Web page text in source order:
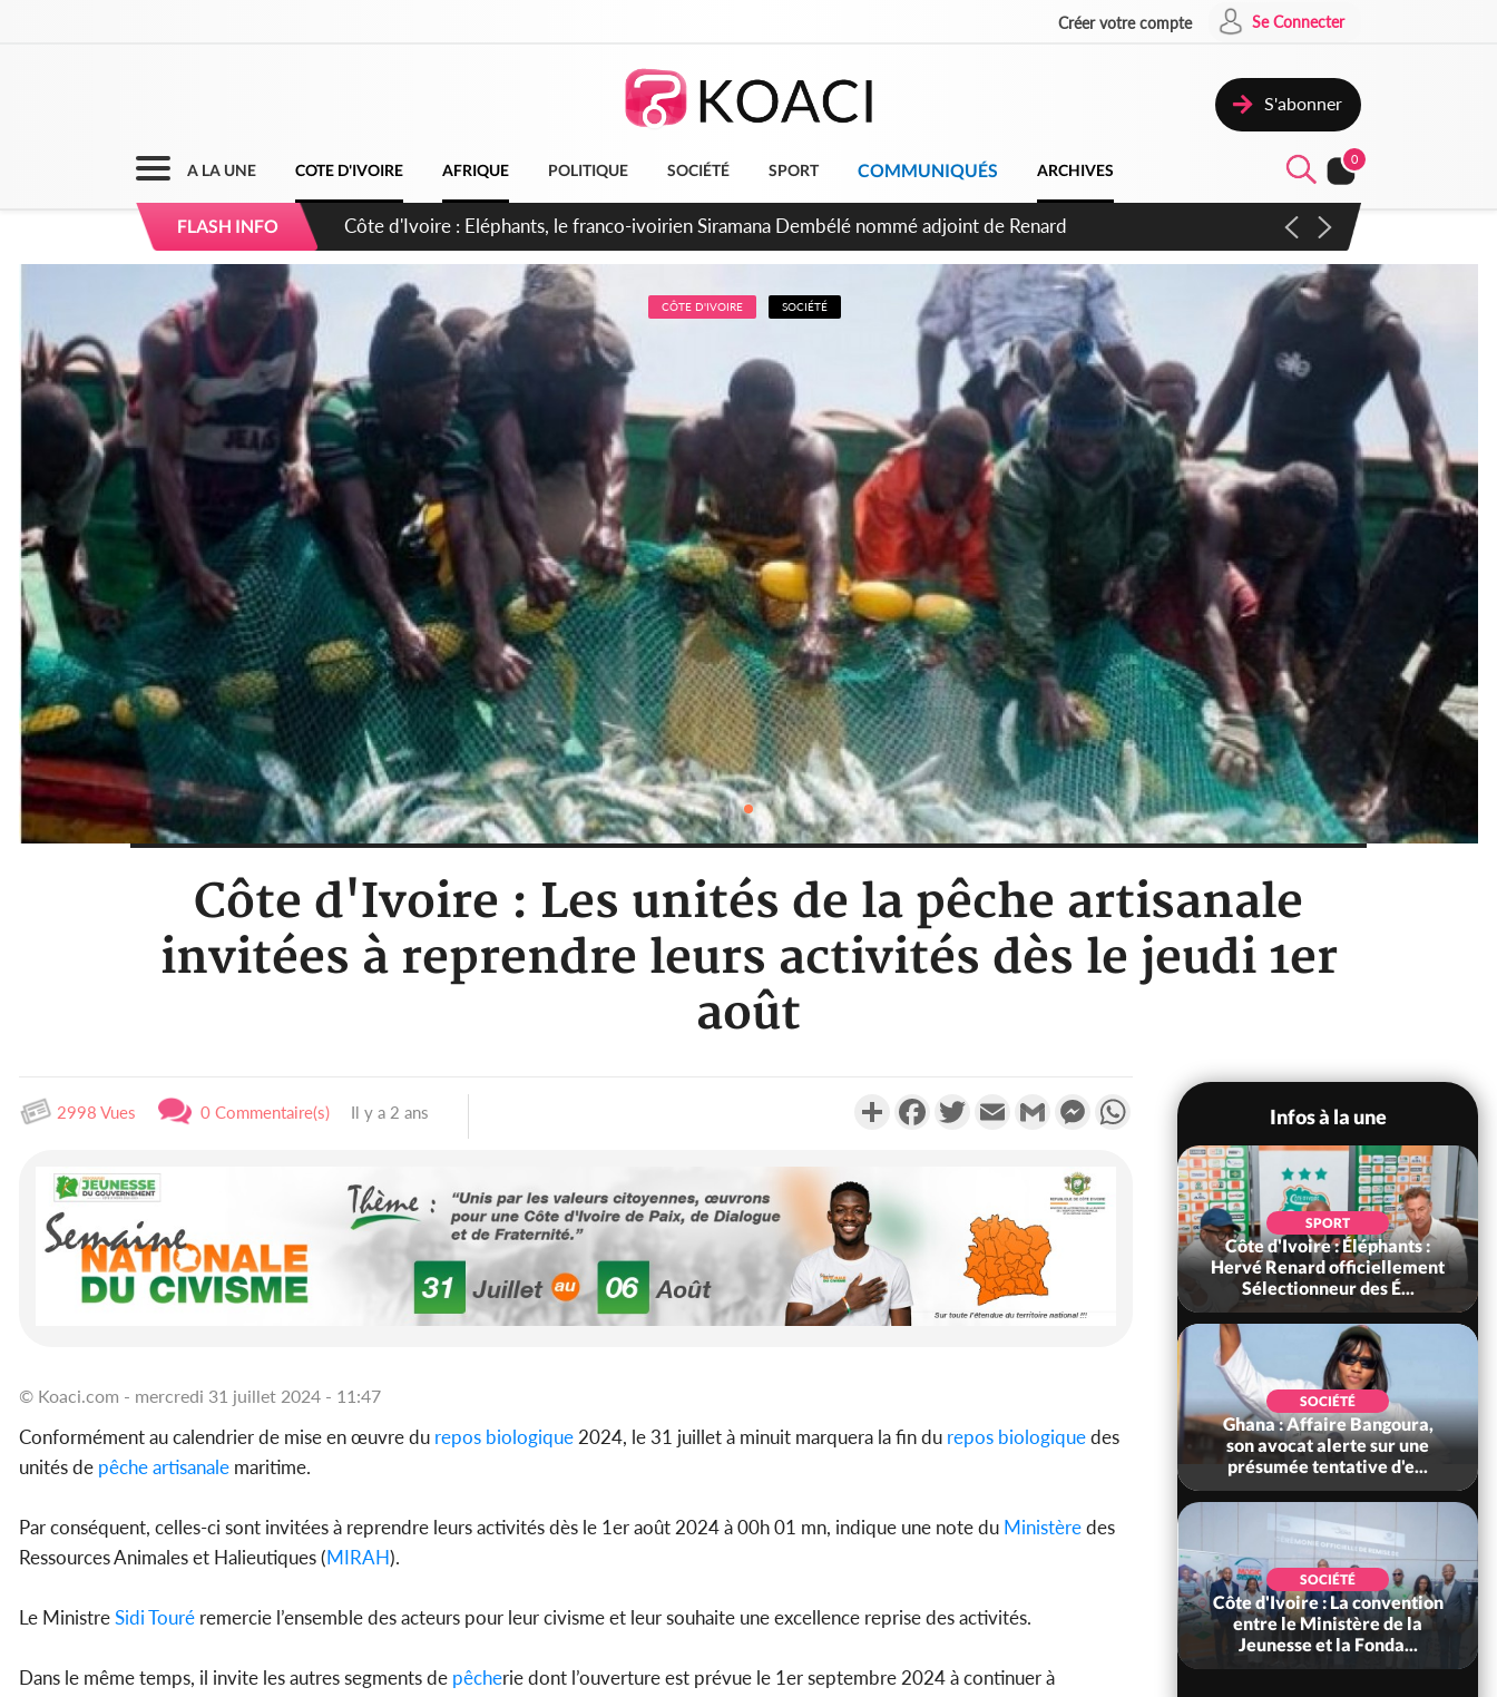
Créer votre compte Se Connecter
S'abonner
A LA UNE COTE D'IVOIRE AFRIQUE POLITIQUE SOCIÉTÉ SPORT COMMUNIQUÉS ARCHIVES
0
FLASH INFO Cameroun : 5 combattants séparatistes neutralisés, le Mindef dément les rumeurs d'exactions des civils
CÔTE D'IVOIRE SOCIÉTÉ
Côte d'Ivoire : Les unités de la pêche artisanale
invitées à reprendre leurs activités dès le jeudi 1er
août
2998 Vues 0 Commentaire(s) Il y a 2 ans PartagerFacebookTwitterEmail Gmail MessengerWhatsApp
© Koaci.com - mercredi 31 juillet 2024 - 11:47
Conformément au calendrier de mise en œuvre du repos biologique 2024, le 31 juillet à minuit marquera la fin du repos biologiquedes
unités de pêcheartisanale maritime.
Par conséquent, celles-ci sont invitées à reprendre leurs activités dès le 1er août 2024 à 00h 01 mn, indique une note du Ministèredes
Ressources Animales et Halieutiques (MIRAH).
Le MinistreSidi Touré remercie l’ensemble des acteurs pour leur civisme et leur souhaite une excellence reprise des activités.
Dans le même temps, il invite les autres segments de pêcherie dont l’ouverture est prévue le 1er septembre 2024 à continuer à
Infos à la une
POLITIQUE
Côte d'Ivoire : Violences
tragiques à Kossandji (Mé)
ayant fait 03 morts, A...
séparatistes neutralisés, le
2026, le discours très attendu
SPORT
Côte d'Ivoire : Éléphants :
Hervé Renard officiellement
Sélectionneur des É...
SOCIÉTÉ
Ghana : Affaire Bangoura,
son avocat alerte sur une
présumée tentative d'e...
SOCIÉTÉ
Côte d'Ivoire : La convention
entre le Ministère de la
Jeunesse et la Fonda...